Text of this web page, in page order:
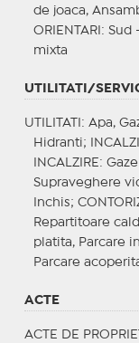
de joaca,
ORIENTARI : Sud
mixta
UTILITATI/
UTILITATI : Apa,
Hidranti;
INCALZIRE :
Supraveghere
Inchis;
Repartitoare
platita, Parcare
Parcare
ACTE
ACTE DE